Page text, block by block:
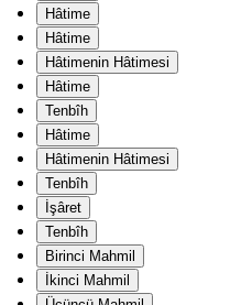
Hâtime
Hâtime
Hâtimenin Hâtimesi
Hâtime
Tenbîh
Hâtime
Hâtimenin Hâtimesi
Tenbîh
İşâret
Tenbîh
Birinci Mahmil
İkinci Mahmil